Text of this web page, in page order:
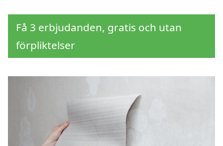
Få 3 erbjudanden, gratis och utan
förpliktelser